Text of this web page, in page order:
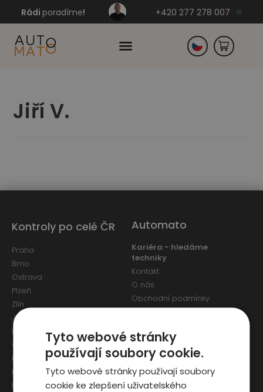
Rádi poradíme! +420 277 278 007
Jiří V.
Automato
Kariéra - hledáme
techniky
Kontakt
O nás
Obchodní podmínky
Kontroly po celé ČR
Praha
Brno
Ostrava
Plzeň
Zlín
Jihlava
Liberec
Olomouc
Pardubice
Karlovy Vary
Ústí nad Labem
Tyto webové stránky
používají soubory cookie.
Tyto webové stránky používají soubory
cookie ke zlepšení uživatelského